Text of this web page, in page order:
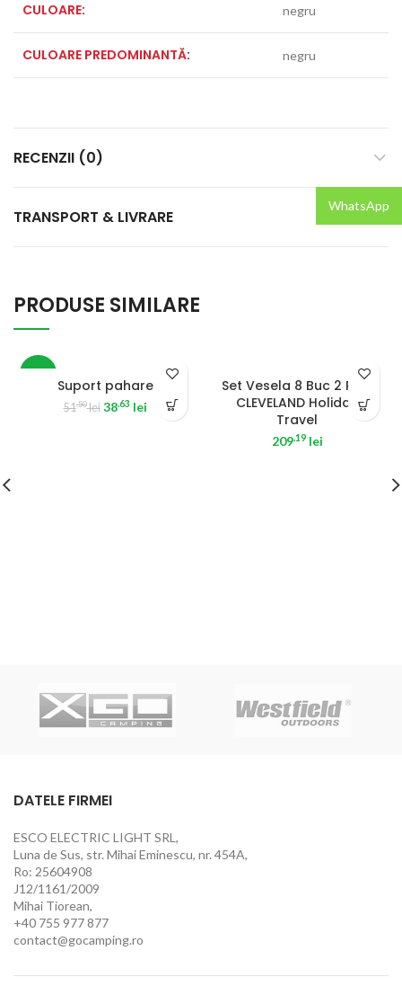
CULOARE: negru
CULOARE PREDOMINANTĂ: negru
RECENZII (0)
TRANSPORT & LIVRARE
PRODUSE SIMILARE
Suport pahare
51.50lei 38.63 lei
Set Vesela 8 Buc 2 Pers
CLEVELAND Holiday
Travel
209.19 lei
DATELE FIRMEI
ESCO ELECTRIC LIGHT SRL,
Luna de Sus, str. Mihai Eminescu, nr. 454A,
Ro: 25604908
J12/1161/2009
Mihai Tiorean,
+40 755 977 877
contact@gocamping.ro
WhatsApp